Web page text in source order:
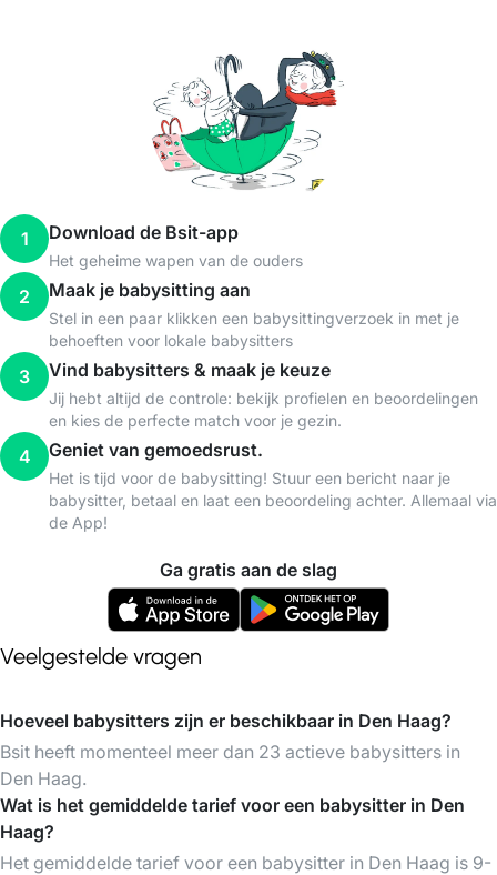
1 Download de Bsit-app
Het geheime wapen van de ouders
2 Maak je babysitting aan
Stel in een paar klikken een babysittingverzoek in met je
behoeften voor lokale babysitters
3 Vind babysitters & maak je keuze
Jij hebt altijd de controle: bekijk profielen en beoordelingen
en kies de perfecte match voor je gezin.
4 Geniet van gemoedsrust.
Het is tijd voor de babysitting! Stuur een bericht naar je
babysitter, betaal en laat een beoordeling achter. Allemaal via
de App!
Ga gratis aan de slag
Veelgestelde vragen
Hoeveel babysitters zijn er beschikbaar in Den Haag?
Bsit heeft momenteel meer dan 23 actieve babysitters in
Den Haag.
Wat is het gemiddelde tarief voor een babysitter in Den
Haag?
Het gemiddelde tarief voor een babysitter in Den Haag is 9-